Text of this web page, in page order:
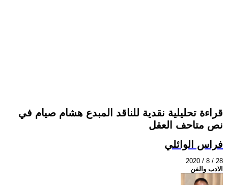
قراءة تحليلية نقدية للناقد المبدع هشام صيام في
نص متاحف العقل
فراس الوائلي
2020 / 8 / 28
الادب والفن